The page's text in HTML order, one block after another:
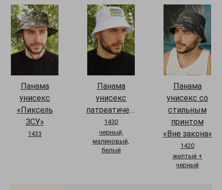
Панама
унисекс
«Пиксель
ЗСУ»
1433
Панама
унисекс
патреатическая
1430
черный,
малиновый,
белый
Панама
унисекс со
стильным
принтом
«Вне закона»
1420
желтый +
черный